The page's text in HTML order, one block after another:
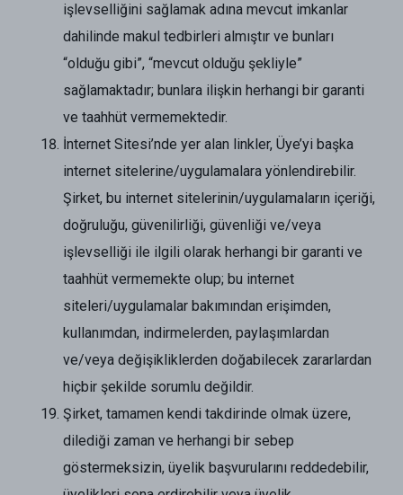
işlevselliğini sağlamak adına mevcut imkanlar
dahilinde makul tedbirleri almıştır ve bunları
“olduğu gibi”, “mevcut olduğu şekliyle”
sağlamaktadır; bunlara ilişkin herhangi bir garanti
ve taahhüt vermemektedir.
İnternet Sitesi’nde yer alan linkler, Üye’yi başka
internet sitelerine/uygulamalara yönlendirebilir.
Şirket, bu internet sitelerinin/uygulamaların içeriği,
doğruluğu, güvenilirliği, güvenliği ve/veya
işlevselliği ile ilgili olarak herhangi bir garanti ve
taahhüt vermemekte olup; bu internet
siteleri/uygulamalar bakımından erişimden,
kullanımdan, indirmelerden, paylaşımlardan
ve/veya değişikliklerden doğabilecek zararlardan
hiçbir şekilde sorumlu değildir.
Şirket, tamamen kendi takdirinde olmak üzere,
dilediği zaman ve herhangi bir sebep
göstermeksizin, üyelik başvurularını reddedebilir,